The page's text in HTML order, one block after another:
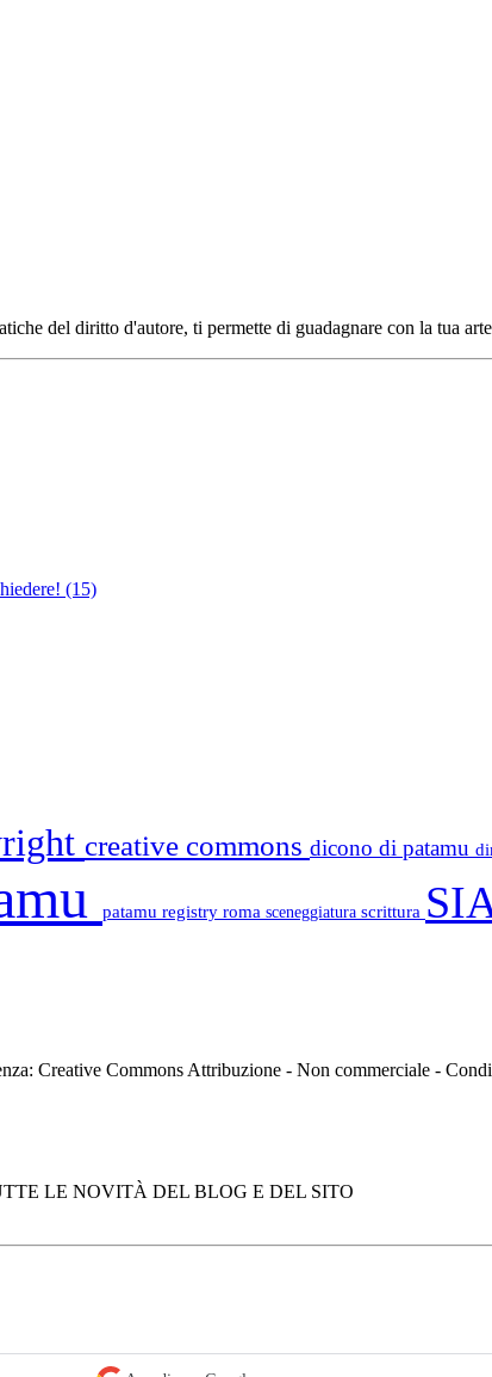
del diritto d'autore, ti permette di guadagnare con la tua
(15)
creative commons dicono di patamu
patamu registry roma sceneggiatura scrittura
Creative Commons Attribuzione - Non commerciale -
LE NOVITÀ DEL BLOG E DEL SITO